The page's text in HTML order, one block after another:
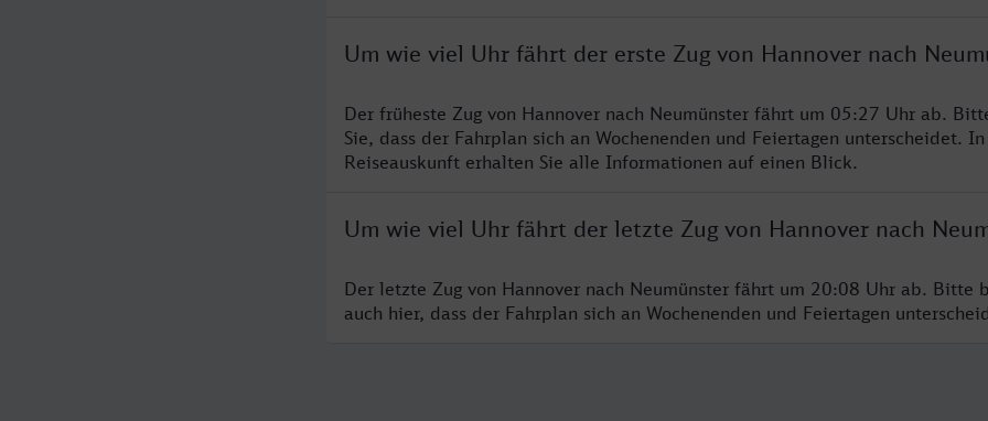
Um wie viel Uhr fährt der erste Zug von Hannover nach
Der früheste Zug von Hannover nach Neumünster fährt um 05:27 Uhr ab.
Sie, dass der Fahrplan sich an Wochenenden und Feiertagen unterscheidet.
Reiseauskunft erhalten Sie alle Informationen auf einen Blick.
Um wie viel Uhr fährt der letzte Zug von Hannover nach
Der letzte Zug von Hannover nach Neumünster fährt um 20:08 Uhr ab. Bitte
auch hier, dass der Fahrplan sich an Wochenenden und Feiertagen